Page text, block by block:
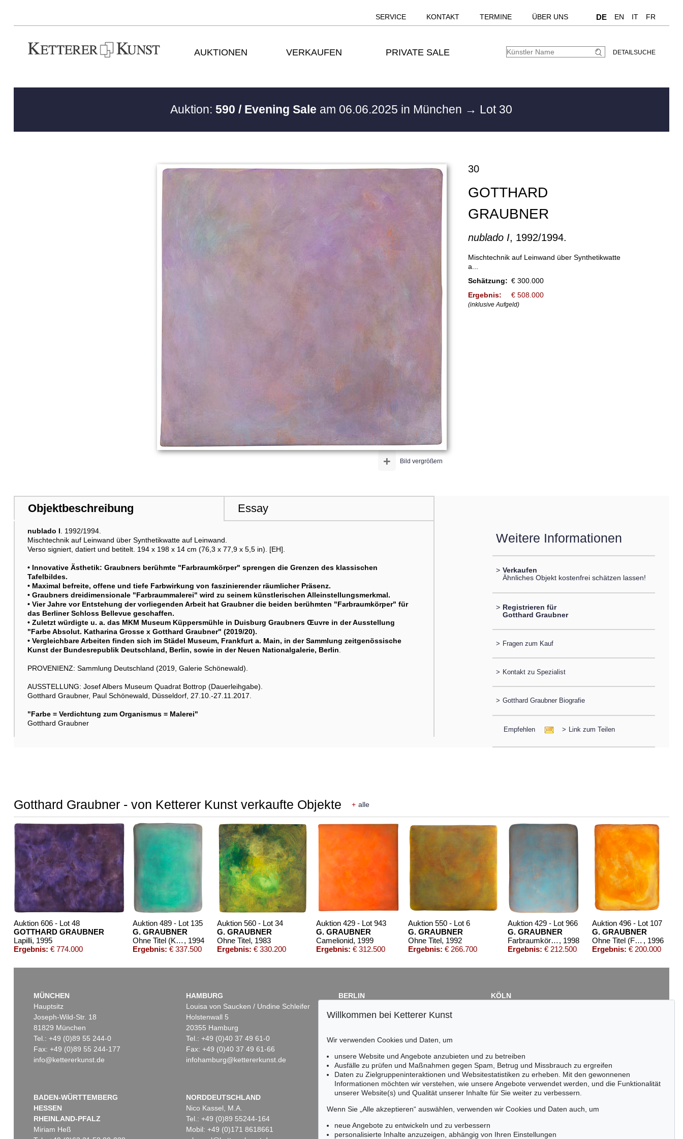
SERVICE KONTAKT TERMINE ÜBER UNS DE EN IT FR
AUKTIONEN VERKAUFEN PRIVATE SALE DETAILSUCHE
Auktion:590 / Evening Sale am 06.06.2025 in München → Lot 30
Bild vergrößern
+
30
GOTTHARD
GRAUBNER
nublado I, 1992/1994.
Mischtechnik auf Leinwand über Synthetikwatte
a...
Schätzung: € 300.000
Ergebnis:
€ 508.000
(inklusive Aufgeld)
Objektbeschreibung Essay
nublado I . 1992/1994.
Mischtechnik auf Leinwand über Synthetikwatte auf Leinwand.
Verso signiert, datiert und betitelt. 194 x 198 x 14 cm (76,3 x 77,9 x 5,5 in). [EH].
• Innovative Ästhetik: Graubners berühmte "Farbraumkörper" sprengen die Grenzen des klassischen
Tafelbildes.
• Maximal befreite, offene und tiefe Farbwirkung von faszinierender räumlicher Präsenz.
• Graubners dreidimensionale "Farbraummalerei" wird zu seinem künstlerischen Alleinstellungsmerkmal.
• Vier Jahre vor Entstehung der vorliegenden Arbeit hat Graubner die beiden berühmten "Farbraumkörper" für
das Berliner Schloss Bellevue geschaffen.
• Zuletzt würdigte u. a. das MKM Museum Küppersmühle in Duisburg Graubners Œuvre in der Ausstellung
"Farbe Absolut. Katharina Grosse x Gotthard Graubner" (2019/20).
• Vergleichbare Arbeiten finden sich im Städel Museum, Frankfurt a. Main, in der Sammlung zeitgenössische
Kunst der Bundesrepublik Deutschland, Berlin, sowie in der Neuen Nationalgalerie, Berlin
PROVENIENZ: Sammlung Deutschland (2019, Galerie Schönewald).
AUSSTELLUNG: Josef Albers Museum Quadrat Bottrop (Dauerleihgabe).
Gotthard Graubner, Paul Schönewald, Düsseldorf, 27.10.-27.11.2017.
"Farbe = Verdichtung zum Organismus = Malerei"
Gotthard Graubner
Weitere Informationen
> Verkaufen
Ähnliches Objekt kostenfrei schätzen lassen!
> Registrieren für
Gotthard Graubner
> Fragen zum Kauf
> Kontakt zu Spezialist
> Gotthard Graubner Biografie
Empfehlen > Link zum Teilen
Gotthard Graubner - von Ketterer Kunst verkaufte Objekte + alle
Auktion 606 - Lot 48
GOTTHARD GRAUBNER
Lapilli, 1995
Ergebnis: € 774.000
Auktion 489 - Lot 135
G. GRAUBNER
Ohne Titel (Kissenbild) , 1994
Ergebnis: € 337.500
Auktion 560 - Lot 34
G. GRAUBNER
Ohne Titel, 1983
Ergebnis: € 330.200
Auktion 429 - Lot 943
G. GRAUBNER
Camelionid, 1999
Ergebnis: € 312.500
Auktion 550 - Lot 6
G. GRAUBNER
Ohne Titel, 1992
Ergebnis: € 266.700
Auktion 429 - Lot 966
G. GRAUBNER
Farbraumkörper , 1998
Ergebnis: € 212.500
Auktion 496 - Lot 107
G. GRAUBNER
Ohne Titel (Farbraumkörper) , 1996
Ergebnis: € 200.000
Auktion 437 - Lot 865
Auktion 461 - Lot 874
Auktion 489 - Lot 102
Auktion 591 - Lot 251
G. GRAUBNER
caput mortum, 1981
€ 127.000
Auktion 425 - Lot 842
G. GRAUBNER
Farbraumkörper
, 1971
Ergebnis:€ 112.500
MÜNCHEN
Hauptsitz
Joseph-Wild-Str. 18
81829 München
Tel.: +49 (0)89 55 244-0
Fax: +49 (0)89 55 244-177
info@kettererkunst.de
HAMBURG
Louisa von Saucken / Undine Schleifer
Holstenwall 5
20355 Hamburg
Tel.: +49 (0)40 37 49 61-0
Fax: +49 (0)40 37 49 61-66
infohamburg@kettererkunst.de
BERLIN
Fasanenstr. 70
Tel.: +49 (0)30 88 67 53-63
infoberlin@kettererkunst.de
KÖLN
BADEN-WÜRTTEMBERG
HESSEN
RHEINLAND-PFALZ
Miriam Heß
NORDDEUTSCHLAND
Nico Kassel, M.A.
Tel.: +49 (0)89 55244-164
Mobil: +49 (0)171 8618661
Keine Auktion mehr verpassen!
Wir informieren Sie rechtzeitig.
Willkommen bei Ketterer Kunst
Wir verwenden Cookies und Daten, um
unsere Website und Angebote anzubieten und zu betreiben
Ausfälle zu prüfen und Maßnahmen gegen Spam, Betrug und Missbrauch zu ergreifen
Daten zu Zielgruppeninteraktionen und Websitestatistiken zu erheben. Mit den gewonnenen
Informationen möchten wir verstehen, wie unsere Angebote verwendet werden, und die Funktionalität
unserer Website(s) und Qualität unserer Inhalte für Sie weiter zu verbessern.
Wenn Sie „Alle akzeptieren“ auswählen, verwenden wir Cookies und Daten auch, um
neue Angebote zu entwickeln und zu verbessern
personalisierte Inhalte anzuzeigen, abhängig von Ihren Einstellungen